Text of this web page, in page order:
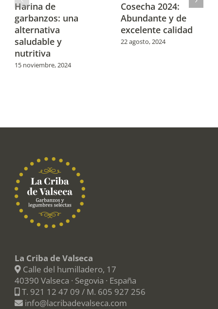
Harina de
garbanzos: una
alternativa
saludable y
nutritiva
15 noviembre, 2024
Cosecha 2024:
Abundante y de
excelente calidad
22 agosto, 2024
La Criba de Valseca
Calle del humilladero, 17
40390 Valseca · Segovia · España
T. 921 12 47 09 / M. 605 927 256
info@lacribadevalseca.com